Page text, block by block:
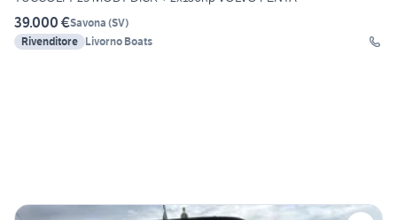
39.000 €Savona (SV)
Rivenditore Livorno Boats